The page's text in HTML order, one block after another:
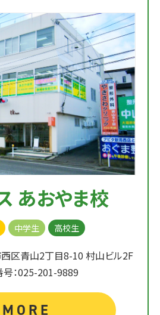
あおやま校
中学生 高校生
区青山2丁目8-10 村山ビル2F
号：025-201-9889
MORE